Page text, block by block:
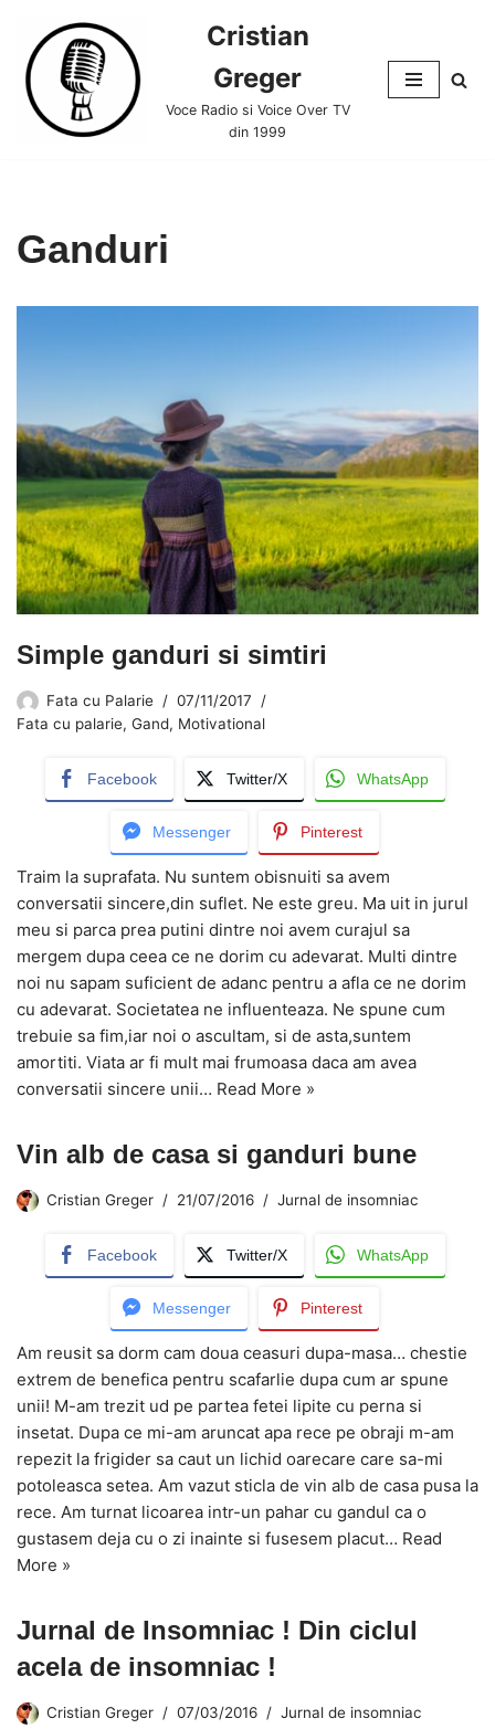
Skip
to
content
Cristian
Greger
Voce Radio si Voice Over TV
din 1999
Ganduri
Simple ganduri si simtiri
Fata cu Palarie
07/11/2017
Fata cu palarie, Gand, Motivational
Facebook Twitter/X WhatsApp
Messenger Pinterest
Traim la suprafata. Nu suntem obisnuiti sa avem
conversatii sincere,din suflet. Ne este greu. Ma uit in jurul
meu si parca prea putini dintre noi avem curajul sa
mergem dupa ceea ce ne dorim cu adevarat. Multi dintre
noi nu sapam suficient de adanc pentru a afla ce ne dorim
cu adevarat. Societatea ne influenteaza. Ne spune cum
trebuie sa fim,iar noi o ascultam, si de asta,suntem
amortiti. Viata ar fi mult mai frumoasa daca am avea
conversatii sincere unii… Read More »
Vin alb de casa si ganduri bune
Cristian Greger 21/07/2016 Jurnal de insomniac
Facebook Twitter/X WhatsApp
Messenger Pinterest
Am reusit sa dorm cam doua ceasuri dupa-masa… chestie
extrem de benefica pentru scafarlie dupa cum ar spune
unii! M-am trezit ud pe partea fetei lipite cu perna si
insetat. Dupa ce mi-am aruncat apa rece pe obraji m-am
repezit la frigider sa caut un lichid oarecare care sa-mi
potoleasca setea. Am vazut sticla de vin alb de casa pusa la
rece. Am turnat licoarea intr-un pahar cu gandul ca o
gustasem deja cu o zi inainte si fusesem placut… Read
More »
Jurnal de Insomniac ! Din ciclul
acela de insomniac !
Cristian Greger 07/03/2016 Jurnal de insomniac